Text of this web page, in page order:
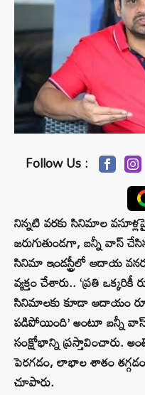
Follow Us :
నిన్నటి వరకు సినిమాల
జరుగుతుండగా, బన్నీ వాస్
సినిమా ఇండస్ట్రీలో ఆదాయ
వ్యక్తం చేశారు.. ‘ప్రతి
సినిమాలకు కూడా ఆదాయం
పడిపోయింది’ అంటూ బన్నీ వాస్
సంక్షోభాన్ని ప్రస్తావించారు.
పెరగడం, లాభాల శాతం
చూపారు.